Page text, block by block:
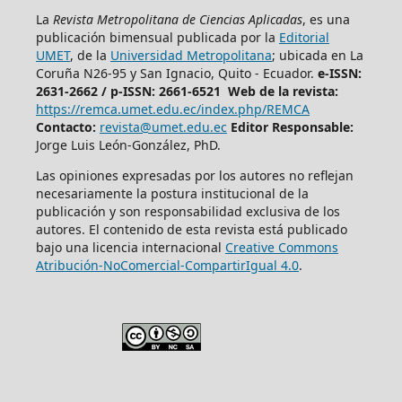
La Revista Metropolitana de Ciencias Aplicadas, es una
publicación bimensual publicada por la Editorial
UMET, de la Universidad Metropolitana; ubicada en La
Coruña N26-95 y San Ignacio, Quito - Ecuador. e-ISSN:
2631-2662 / p-ISSN: 2661-6521 Web de la revista:
https://remca.umet.edu.ec/index.php/REMCA
Contacto: revista@umet.edu.ec Editor Responsable:
Jorge Luis León-González, PhD.
Las opiniones expresadas por los autores no reflejan
necesariamente la postura institucional de la
publicación y son responsabilidad exclusiva de los
autores. El contenido de esta revista está publicado
bajo una licencia internacional Creative Commons
Atribución-NoComercial-CompartirIgual 4.0.